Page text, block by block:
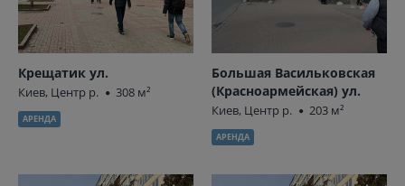
Крещатик ул.
Киев, Центр р. 308 м²
АРЕНДА
Большая Васильковская
(Красноармейская) ул.
Киев, Центр р. 203 м²
АРЕНДА